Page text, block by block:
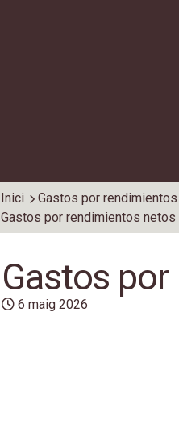
Inici
Gastos por
Gastos por rendimientos netos
Gastos
6 maig 2026